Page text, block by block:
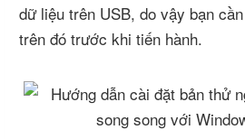
dữ liệu trên USB, do vậy bạn
trên đó trước khi tiến hành.